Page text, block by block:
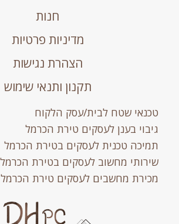
חנות
מדיניות פרטיות
הצהרת נגישות
תקנון ותנאי שימוש
טכנאי שטח לבית/עסק הלקוח
גיבוי בענן לעסקים טירת הכרמל
תמיכה טכנית לעסקים בטירת הכרמל
שירותי מחשוב לעסקים בטירת הכרמל
מכירת מחשבים לעסקים טירת הכרמל